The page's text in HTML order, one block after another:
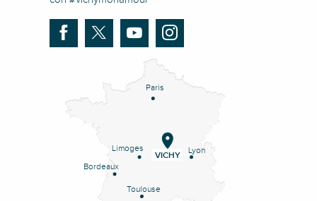
Paris
Lyon
Limoges
Bordeaux
Toulouse
VICHY